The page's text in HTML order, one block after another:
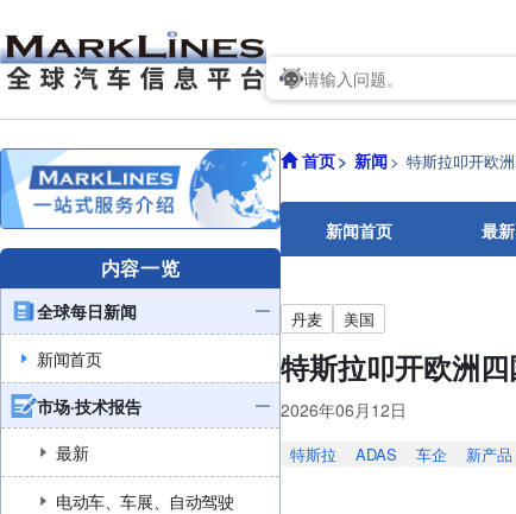
内容一览
全球每日新闻
新闻首页
市场·技术报告
最新
电动车、车展、自动驾驶
首页 新闻 特斯拉叩开欧
新闻首页 最
丹麦 美国
特斯拉叩开欧洲
2026年06月12日
特斯拉 ADAS 车企 新产